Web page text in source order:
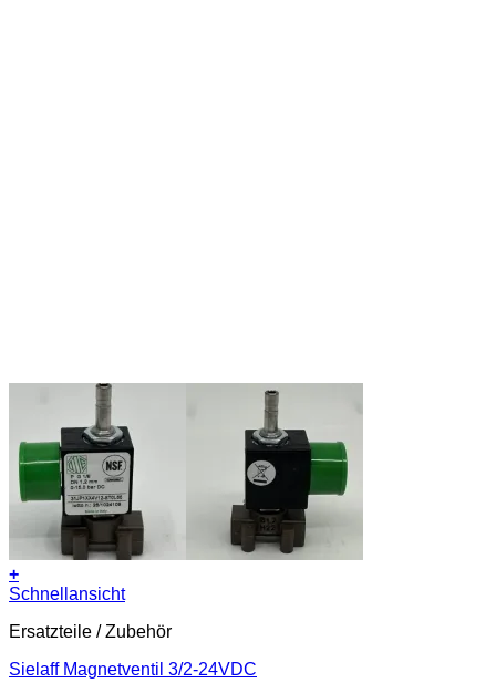
+
Schnellansicht
Ersatzteile / Zubehör
Sielaff Magnetventil 3/2-24VDC